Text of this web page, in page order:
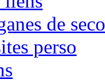
de
perso